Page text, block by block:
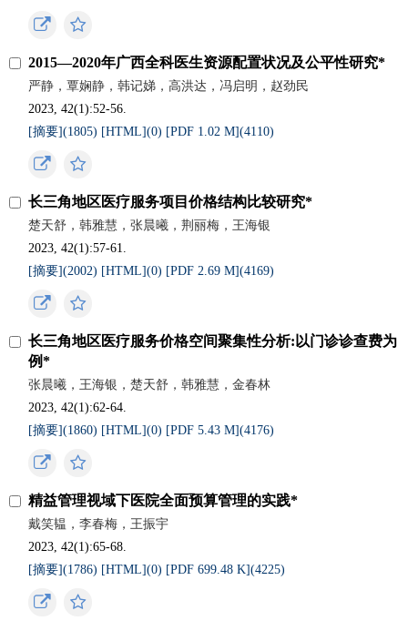
2015—2020年广西全科医生资源配置状况及公平性研究*
严静，覃娴静，韩记娣，高洪达，冯启明，赵劲民
2023, 42(1):52-56.
[摘要](1805) [HTML](0) [PDF 1.02 M](4110)
长三角地区医疗服务项目价格结构比较研究*
楚天舒，韩雅慧，张晨曦，荆丽梅，王海银
2023, 42(1):57-61.
[摘要](2002) [HTML](0) [PDF 2.69 M](4169)
长三角地区医疗服务价格空间聚集性分析:以门诊诊查费为
例*
张晨曦，王海银，楚天舒，韩雅慧，金春林
2023, 42(1):62-64.
[摘要](1860) [HTML](0) [PDF 5.43 M](4176)
精益管理视域下医院全面预算管理的实践*
戴笑韫，李春梅，王振宇
2023, 42(1):65-68.
[摘要](1786) [HTML](0) [PDF 699.48 K](4225)